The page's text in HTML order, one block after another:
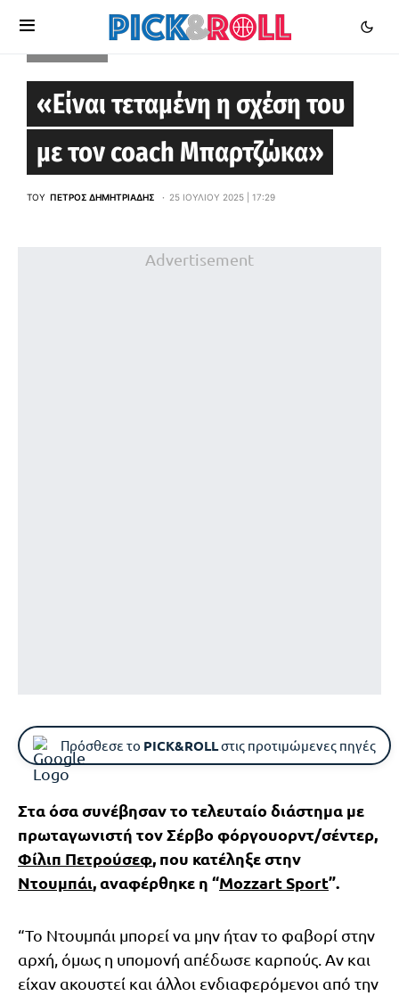
«Είναι τεταμένη η σχέση του
με τον coach Μπαρτζώκα»
ΤΟΥ ΠΈΤΡΟΣ ΔΗΜΗΤΡΙΆΔΗΣ 25 ΙΟΥΛΊΟΥ 2025 | 17:29
Advertisement
Πρόσθεσε το PICK&ROLLστις προτιμώμενες πηγές
Στα όσα συνέβησαν το τελευταίο διάστημα με
πρωταγωνιστή τον Σέρβο φόργουορντ/σέντερ,
Φίλιπ Πετρούσεφ, που κατέληξε στην
Ντουμπάι, αναφέρθηκε η “Mozzart Sport”.
“Το Ντουμπάι μπορεί να μην ήταν το φαβορί στην
αρχή, όμως η υπομονή απέδωσε καρπούς. Αν και
είχαν ακουστεί και άλλοι ενδιαφερόμενοι από την